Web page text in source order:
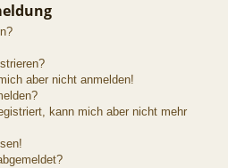
aber nicht anmelden!
kann mich aber nicht mehr